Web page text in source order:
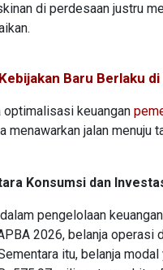
di perdesaan justru
Baru Berlaku
optimalisasi keuangan
menawarkan jalan
Konsumsi dan
pengelolaan
2026, belanja
itu, belanja